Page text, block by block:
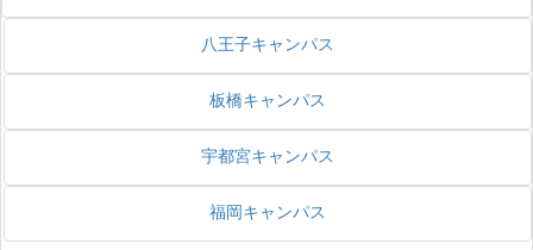
八王子キャンパス
板橋キャンパス
宇都宮キャンパス
福岡キャンパス